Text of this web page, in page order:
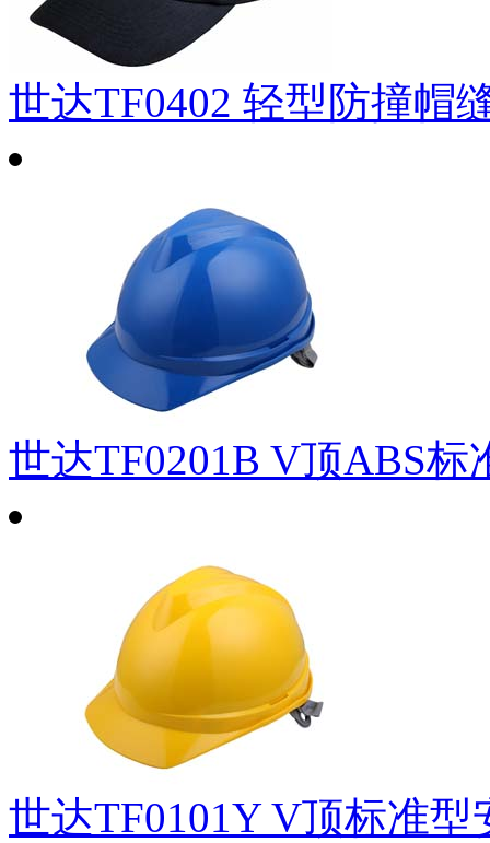
世达TF0402 轻型防撞帽
世达TF0201B V顶ABS标
世达TF0101Y V顶标准型